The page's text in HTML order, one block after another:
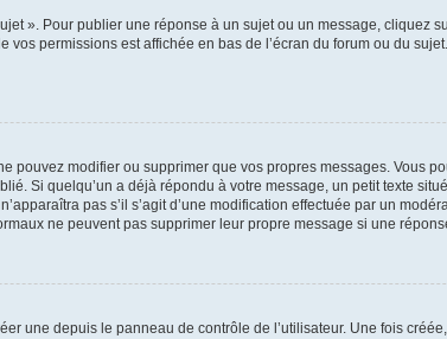
». Pour publier une réponse à un sujet ou un message, cliquez
permissions est affichée en bas de l’écran du forum ou du
pouvez modifier ou supprimer que vos propres messages. Vous
Si quelqu’un a déjà répondu à votre message, un petit texte
pas s’il s’agit d’une modification effectuée par un
ne peuvent pas supprimer leur propre message si une
une depuis le panneau de contrôle de l’utilisateur. Une fois